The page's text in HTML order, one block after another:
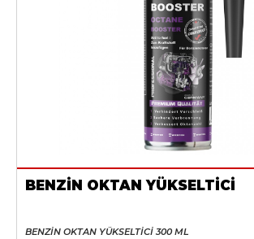
BENZİN OKTAN YÜKSELTİCİ
BENZİN OKTAN YÜKSELTİCİ 300 ML